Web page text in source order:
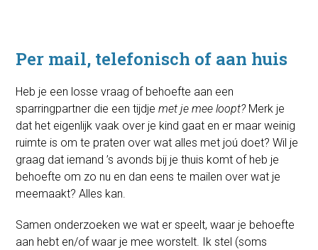
Per mail, telefonisch of aan huis
Heb je een losse vraag of behoefte aan een
sparringpartner die een tijdjemet je mee loopt? Merk je
dat het eigenlijk vaak over je kind gaat en er maar weinig
ruimte is om te praten over wat alles met joú doet? Wil je
graag dat iemand ’s avonds bij je thuis komt of heb je
behoefte om zo nu en dan eens te mailen over wat je
meemaakt? Alles kan.
Samen onderzoeken we wat er speelt, waar je behoefte
aan hebt en/of waar je mee worstelt. Ik stel (soms